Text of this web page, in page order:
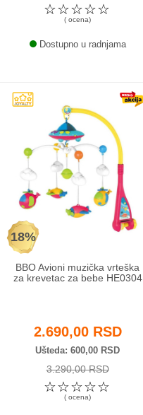
☆
☆
☆
☆
☆
( ocena)
Dostupno u radnjama
18%
BBO Avioni muzička vrteška
za krevetac za bebe HE0304
2.690,00 RSD
Ušteda 600,00 RSD
3.290,00 RSD
☆
☆
☆
☆
☆
( ocena)